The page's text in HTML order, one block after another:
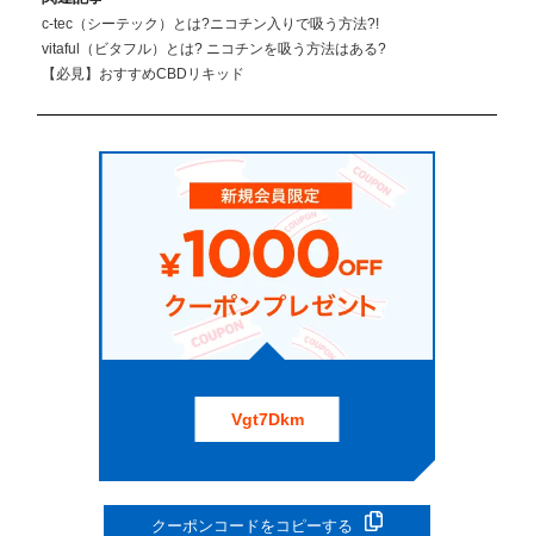
c-tec（シーテック）とは?ニコチン入りで吸う方法?!
vitaful（ビタフル）とは? ニコチンを吸う方法はある?
【必見】おすすめCBDリキッド
Vgt7Dkm
クーポンコードをコピーする